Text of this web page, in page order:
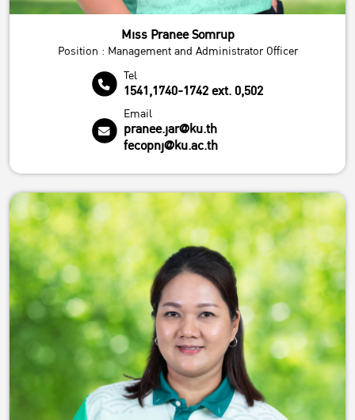
Miss Pranee Somrup
Position : Management and Administrator Officer
Tel
1541,1740-1742 ext. 0,502
Email
pranee.jar@ku.th
fecopnj@ku.ac.th